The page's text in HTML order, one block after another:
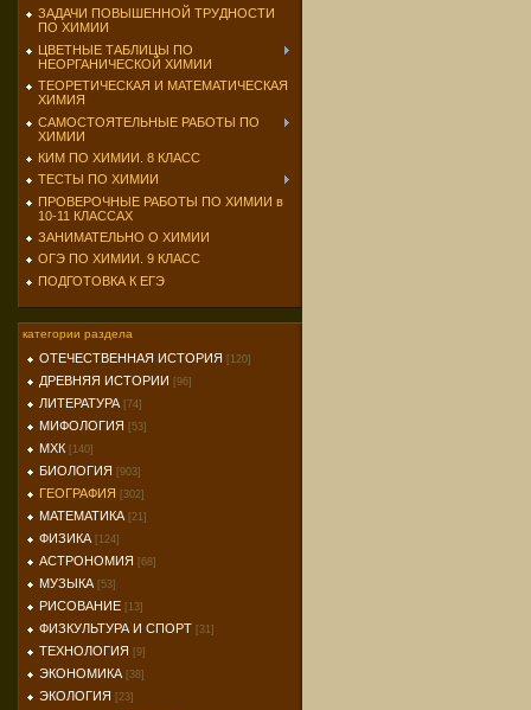
ЗАДАЧИ ПОВЫШЕННОЙ ТРУДНОСТИ
ПО ХИМИИ
ЦВЕТНЫЕ ТАБЛИЦЫ ПО
НЕОРГАНИЧЕСКОЙ ХИМИИ
ТЕОРЕТИЧЕСКАЯ И МАТЕМАТИЧЕСКАЯ
ХИМИЯ
САМОСТОЯТЕЛЬНЫЕ РАБОТЫ ПО
ХИМИИ
КИМ ПО ХИМИИ. 8 КЛАСС
ТЕСТЫ ПО ХИМИИ
ПРОВЕРОЧНЫЕ РАБОТЫ ПО ХИМИИ в
10-11 КЛАССАХ
ЗАНИМАТЕЛЬНО О ХИМИИ
ОГЭ ПО ХИМИИ. 9 КЛАСС
ПОДГОТОВКА К ЕГЭ
категории раздела
ОТЕЧЕСТВЕННАЯ ИСТОРИЯ [120]
ДРЕВНЯЯ ИСТОРИИ [96]
ЛИТЕРАТУРА [74]
МИФОЛОГИЯ [53]
МХК [140]
БИОЛОГИЯ [903]
ГЕОГРАФИЯ [302]
МАТЕМАТИКА [21]
ФИЗИКА [124]
АСТРОНОМИЯ [68]
МУЗЫКА [53]
РИСОВАНИЕ [13]
ФИЗКУЛЬТУРА И СПОРТ [31]
ТЕХНОЛОГИЯ [9]
ЭКОНОМИКА [38]
ЭКОЛОГИЯ [23]